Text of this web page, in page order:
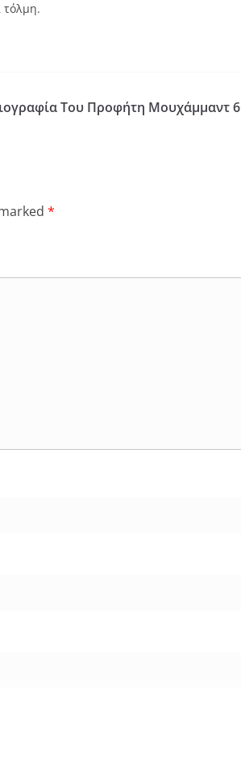
τόλμη.
Του Προφήτη Μουχάμμαντ 6
*